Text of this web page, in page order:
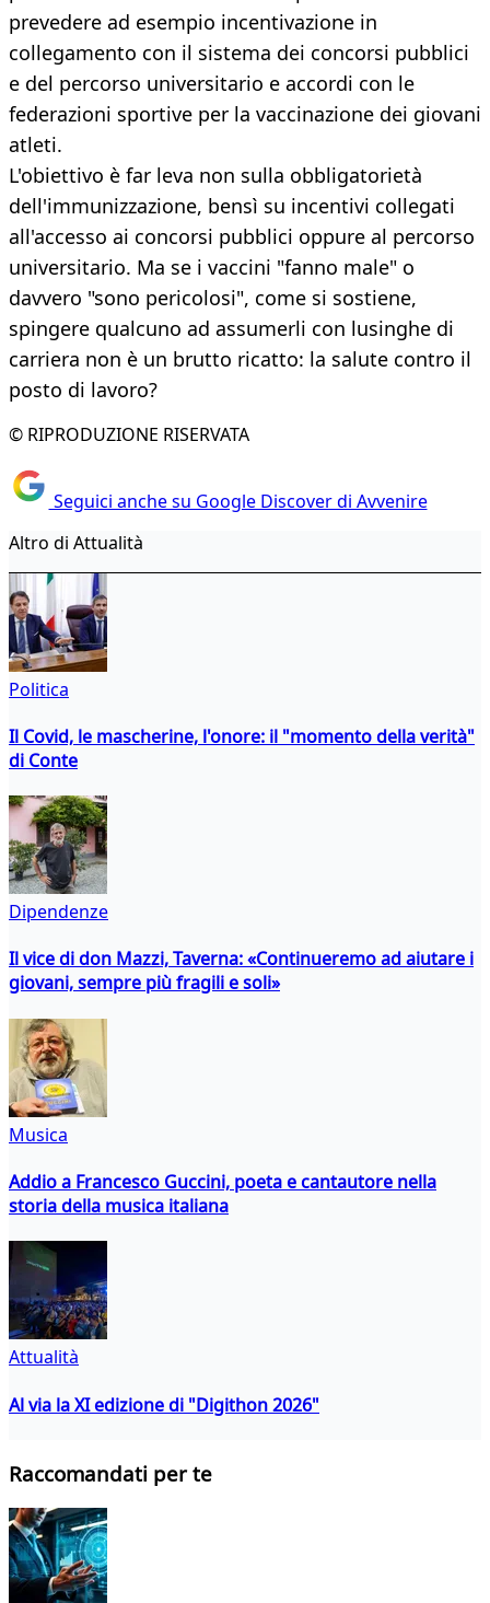
prevedere ad esempio incentivazione in
collegamento con il sistema dei concorsi pubblici
e del percorso universitario e accordi con le
federazioni sportive per la vaccinazione dei giovani
atleti.
L'obiettivo è far leva non sulla obbligatorietà
dell'immunizzazione, bensì su incentivi collegati
all'accesso ai concorsi pubblici oppure al percorso
universitario. Ma se i vaccini "fanno male" o
davvero "sono pericolosi", come si sostiene,
spingere qualcuno ad assumerli con lusinghe di
carriera non è un brutto ricatto: la salute contro il
posto di lavoro?
© RIPRODUZIONE RISERVATA
Seguici anche su Google Discover di Avvenire
Altro di Attualità
Politica
Il Covid, le mascherine, l'onore: il "momento della verità"
di Conte
Dipendenze
Il vice di don Mazzi, Taverna: «Continueremo ad aiutare i
giovani, sempre più fragili e soli»
Musica
Addio a Francesco Guccini, poeta e cantautore nella
storia della musica italiana
Attualità
Al via la XI edizione di "Digithon 2026"
Raccomandati per te